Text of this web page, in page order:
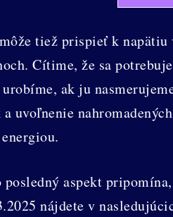
tiež prispieť k
Cítime, že sa
ak ju
uvoľnenie
aspekt
nájdete v